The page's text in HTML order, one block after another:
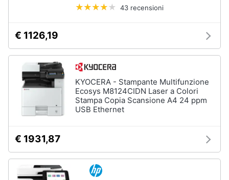
43 recensioni
€ 1126,19
KYOCERA - Stampante Multifunzione
Ecosys M8124CIDN Laser a Colori
Stampa Copia Scansione A4 24 ppm
USB Ethernet
€ 1931,87